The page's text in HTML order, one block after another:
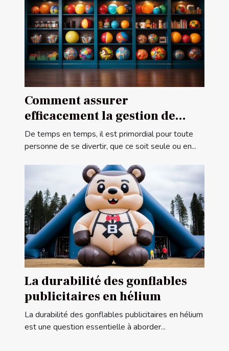
Comment assurer
efficacement la gestion de
votre centre de ludothèque ?
De temps en temps, il est primordial pour toute
personne de se divertir, que ce soit seule ou en...
La durabilité des gonflables
publicitaires en hélium
La durabilité des gonflables publicitaires en hélium
est une question essentielle à aborder...